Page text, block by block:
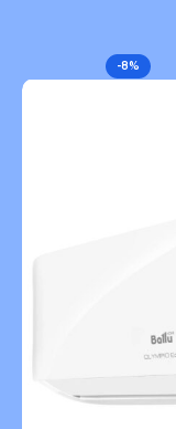
-8%